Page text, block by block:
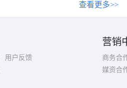
查看更多>>
用户反馈
营销
商务合
媒资合